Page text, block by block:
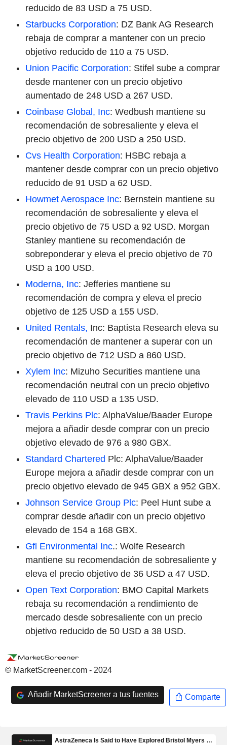
reducido de 83 USD a 75 USD.
Starbucks Corporation: DZ Bank AG Research
rebaja de comprar a mantener con un precio
objetivo reducido de 110 a 75 USD.
Union Pacific Corporation: Stifel sube a comprar
desde mantener con un precio objetivo
aumentado de 248 USD a 267 USD.
Coinbase Global, Inc: Wedbush mantiene su
recomendación de sobresaliente y eleva el
precio objetivo de 200 USD a 250 USD.
Cvs Health Corporation: HSBC rebaja a
mantener desde comprar con un precio objetivo
reducido de 91 USD a 62 USD.
Howmet Aerospace Inc: Bernstein mantiene su
recomendación de sobresaliente y eleva el
precio objetivo de 75 USD a 92 USD. Morgan
Stanley mantiene su recomendación de
sobreponderar y eleva el precio objetivo de 70
USD a 100 USD.
Moderna, Inc: Jefferies mantiene su
recomendación de compra y eleva el precio
objetivo de 125 USD a 155 USD.
United Rentals, Inc: Baptista Research eleva su
recomendación de mantener a superar con un
precio objetivo de 712 USD a 860 USD.
Xylem Inc: Mizuho Securities mantiene una
recomendación neutral con un precio objetivo
elevado de 110 USD a 135 USD.
Travis Perkins Plc: AlphaValue/Baader Europe
mejora a añadir desde comprar con un precio
objetivo elevado de 976 a 980 GBX.
Standard Chartered Plc: AlphaValue/Baader
Europe mejora a añadir desde comprar con un
precio objetivo elevado de 945 GBX a 952 GBX.
Johnson Service Group Plc: Peel Hunt sube a
comprar desde añadir con un precio objetivo
elevado de 154 a 168 GBX.
Gfl Environmental Inc.: Wolfe Research
mantiene su recomendación de sobresaliente y
eleva el precio objetivo de 36 USD a 47 USD.
Open Text Corporation: BMO Capital Markets
rebaja su recomendación a rendimiento de
mercado desde sobresaliente con un precio
objetivo reducido de 50 USD a 38 USD.
© MarketScreener.com - 2024
Añadir MarketScreener a tus fuentes Comparte